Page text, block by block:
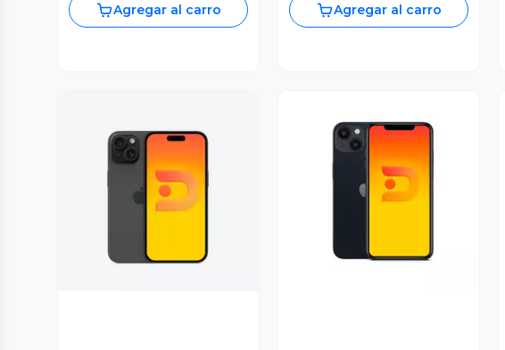
Agregar al carro Agregar al carro
Vista Previa Vista Previa